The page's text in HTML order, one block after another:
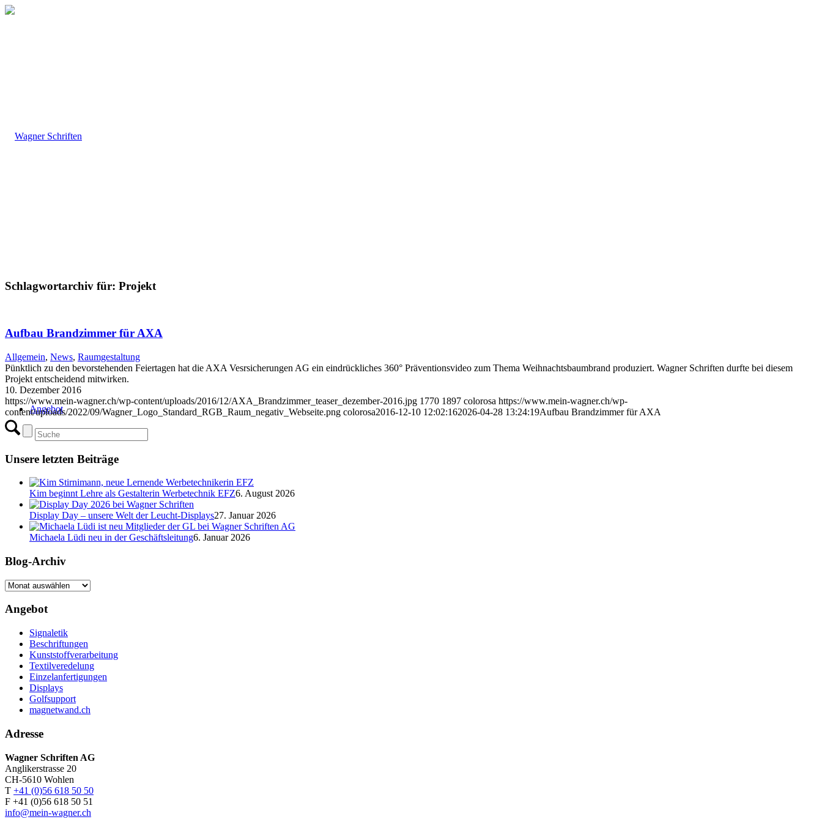
Hauptnavigation
Angebot
Schlagwortarchiv für: Projekt
Aufbau Brandzimmer für AXA
Allgemein, News, Raumgestaltung
Pünktlich zu den bevorstehenden Feiertagen hat die AXA Vesrsicherungen AG ein eindrückliches 360° Präventionsvideo zum Thema Weihnachtsbaumbrand produziert. Wagner Schriften durfte bei diesem
Projekt entscheidend mitwirken.
10. Dezember 2016
https://www.mein-wagner.ch/wp-content/uploads/2016/12/AXA_Brandzimmer_teaser_dezember-2016.jpg 1770 1897 colorosa https://www.mein-wagner.ch/wp-
content/uploads/2022/09/Wagner_Logo_Standard_RGB_Raum_negativ_Webseite.png colorosa2016-12-10 12:02:162026-04-28 13:24:19Aufbau Brandzimmer für AXA
Unsere letzten Beiträge
Kim beginnt Lehre als Gestalterin Werbetechnik EFZ6. August 2026
Display Day – unsere Welt der Leucht-Displays27. Januar 2026
Michaela Lüdi neu in der Geschäftsleitung6. Januar 2026
Blog-Archiv
Blog-
Angebot
Signaletik
Beschriftungen
Kunststoffverarbeitung
Textilveredelung
Einzelanfertigungen
Displays
Golfsupport
magnetwand.ch
Adresse
Wagner Schriften AG
Anglikerstrasse 20
CH-5610 Wohlen
T +41 (0)56 618 50 50
F +41 (0)56 618 50 51
info@mein-wagner.ch